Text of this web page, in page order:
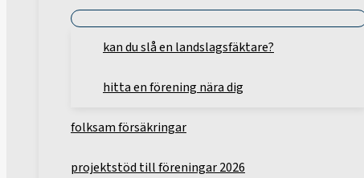
kan du slå en landslagsfäktare?
hitta en förening nära dig
folksam försäkringar
projektstöd till föreningar 2026